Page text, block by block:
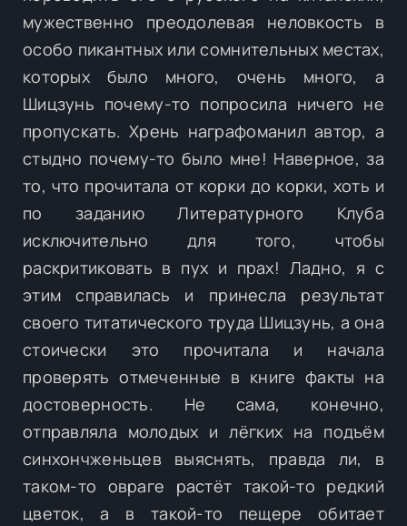
мужественно преодолевая неловкость в
особо пикантных или сомнительных местах,
которых было много, очень много, а
Шицзунь почему-то попросила ничего не
пропускать. Хрень награфоманил автор, а
стыдно почему-то было мне! Наверное, за
то, что прочитала от корки до корки, хоть и
по заданию Литературного Клуба
исключительно для того, чтобы
раскритиковать в пух и прах! Ладно, я с
этим справилась и принесла результат
своего титатического труда Шицзунь, а она
стоически это прочитала и начала
проверять отмеченные в книге факты на
достоверность. Не сама, конечно,
отправляла молодых и лёгких на подъём
синхончженьцев выяснять, правда ли, в
таком-то овраге растёт такой-то редкий
цветок, а в такой-то пещере обитает